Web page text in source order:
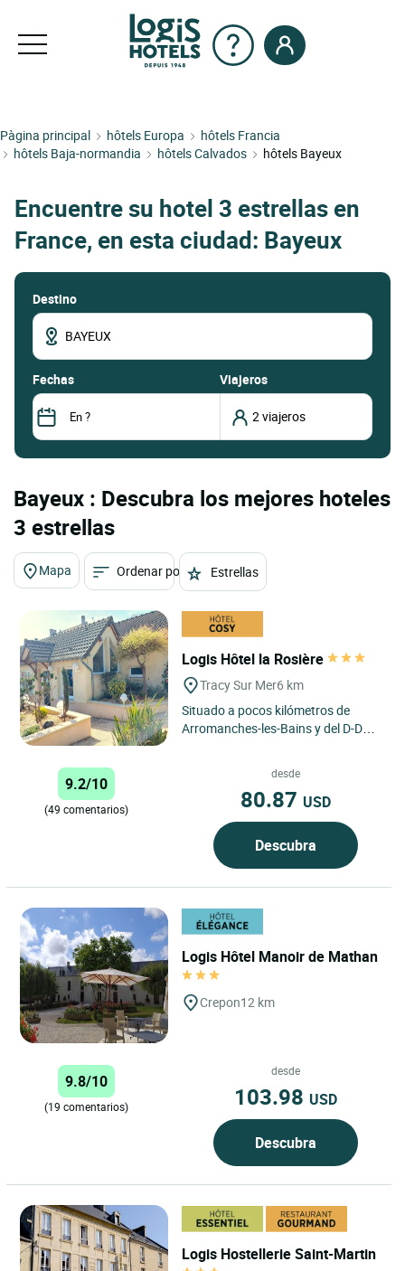
Pàgina principal hôtels Europa
hôtels Francia
hôtels Baja-normandia
hôtels Calvados hôtels Bayeux
Encuentre su hotel 3 estrellas en
France, en esta ciudad: Bayeux
Destino
fechas Viajeros
Bayeux : Descubra los mejores hoteles
3 estrellas
Mapa Ordenar por Estrellas
Logis Hôtel la Rosière
Tracy Sur Mer6 km
Situado a pocos kilómetros de
Arromanches-les-Bains y del D-Day
9.2/10
(49 comentarios)
desde
80.87 USD
Descubra
Logis Hôtel Manoir de Mathan
Crepon12 km
9.8/10
(19 comentarios)
desde
103.98 USD
Descubra
Logis Hostellerie Saint-Martin